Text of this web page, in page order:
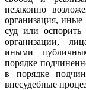
незаконно
организация, иные
суд или оспорить
организации,
иными
порядке
в порядке
внесудебные